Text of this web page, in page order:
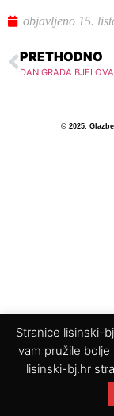
objavljeno 15.
PRETHODNO
© 2025.
Stranice lisinski-
vam pružile
lisinski-bj.hr